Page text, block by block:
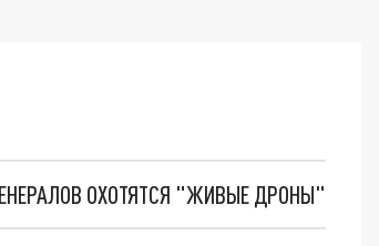
ОХОТЯТСЯ "ЖИВЫЕ ДРОНЫ"